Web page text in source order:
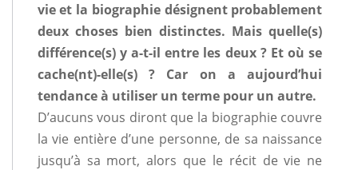
vie et la biographie désignent probablement
deux choses bien distinctes. Mais quelle(s)
différence(s) y a-t-il entre les deux ? Et où se
cache(nt)-elle(s) ? Car on a aujourd’hui
tendance à utiliser un terme pour un autre.
D’aucuns vous diront que la biographie couvre
la vie entière d’une personne, de sa naissance
jusqu’à sa mort, alors que le récit de vie ne